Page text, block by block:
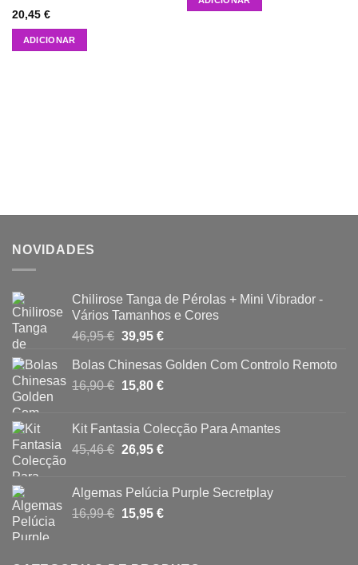
Avaliação
4.50de 5
20,45 €
ADICIONAR
NOVIDADES
Chilirose Tanga de Pérolas + Mini Vibrador -
Vários Tamanhos e Cores
46,95€ O
original
era:
39,95 €O
atual
é:
Bolas Chinesas Golden Com Controlo Remoto
16,90€ O
era:
16,90 €.
15,80 €O
é:
15,80 €.
Kit Fantasia Colecção Para Amantes
45,46€ O
era:
45,46 €.
26,95 €O
é:
26,95 €.
Algemas Pelúcia Purple Secretplay
16,99€ O
15,95 €O